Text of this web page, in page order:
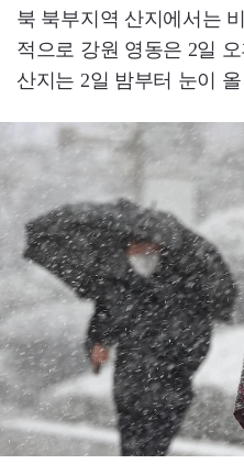
북 북부지역 산지에서는
적으로 강원 영동은 2일
산지는 2일 밤부터 눈이